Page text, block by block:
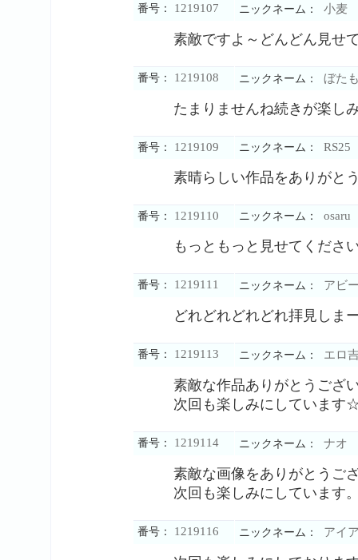
番号： 1219107 ニックネーム： 小麦
素敵ですよ～どんどん見せ
番号： 1219108 ニックネーム： ぼた
たまりませんね続きが楽し
番号： 1219109 ニックネーム： RS25
素晴らしい作品をありがと
番号： 1219110 ニックネーム： osaru
もっともっと見せてくださ
番号： 1219111 ニックネーム： アビ
どれどれどれどれ拝見しま
番号： 1219113 ニックネーム： エロ
素敵な作品ありがとうござ
次回も楽しみにしています
番号： 1219114 ニックネーム： ナオ
素敵な画像をありがとうご
次回も楽しみにしています
番号： 1219116 ニックネーム： アイ